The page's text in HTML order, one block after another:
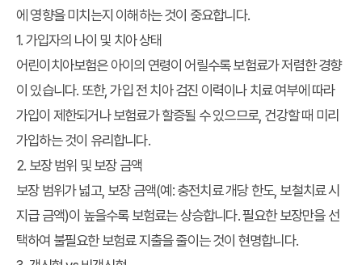
에 영향을 미치는지 이해하는 것이 중요합니다.
1. 가입자의 나이 및 치아 상태
어린이치아보험은 아이의 연령이 어릴수록 보험료가 저렴한 경향
이 있습니다. 또한, 가입 전 치아 검진 이력이나 치료 여부에 따라
가입이 제한되거나 보험료가 할증될 수 있으므로, 건강할 때 미리
가입하는 것이 유리합니다.
2. 보장 범위 및 보장 금액
보장 범위가 넓고, 보장 금액(예: 충전치료 개당 한도, 보철치료 시
지급 금액)이 높을수록 보험료는 상승합니다. 필요한 보장만을 선
택하여 불필요한 보험료 지출을 줄이는 것이 현명합니다.